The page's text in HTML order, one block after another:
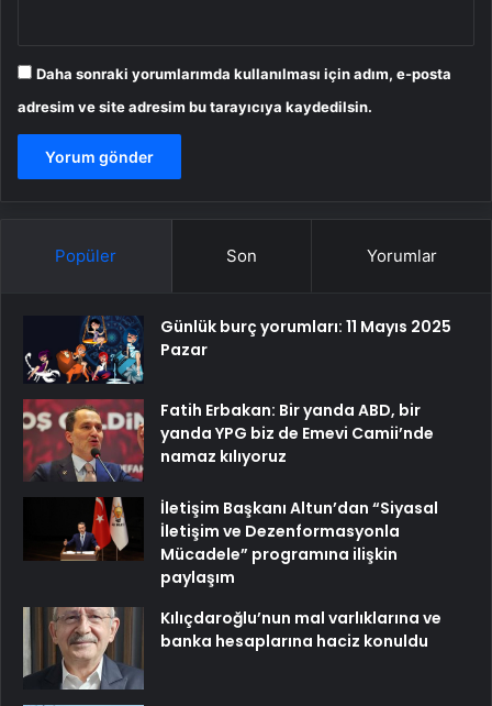
Daha sonraki yorumlarımda kullanılması için adım, e-posta
adresim ve site adresim bu tarayıcıya kaydedilsin.
Popüler Son Yorumlar
Günlük burç yorumları: 11 Mayıs 2025
Pazar
Fatih Erbakan: Bir yanda ABD, bir
yanda YPG biz de Emevi Camii’nde
namaz kılıyoruz
İletişim Başkanı Altun’dan “Siyasal
İletişim ve Dezenformasyonla
Mücadele” programına ilişkin
paylaşım
Kılıçdaroğlu’nun mal varlıklarına ve
banka hesaplarına haciz konuldu